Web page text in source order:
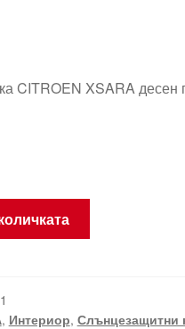
CITROEN XSARA десен
, Интериор, Слънцезащитни